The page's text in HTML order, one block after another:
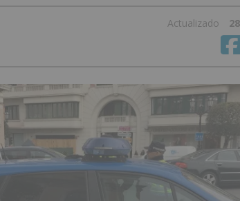
Actualizado